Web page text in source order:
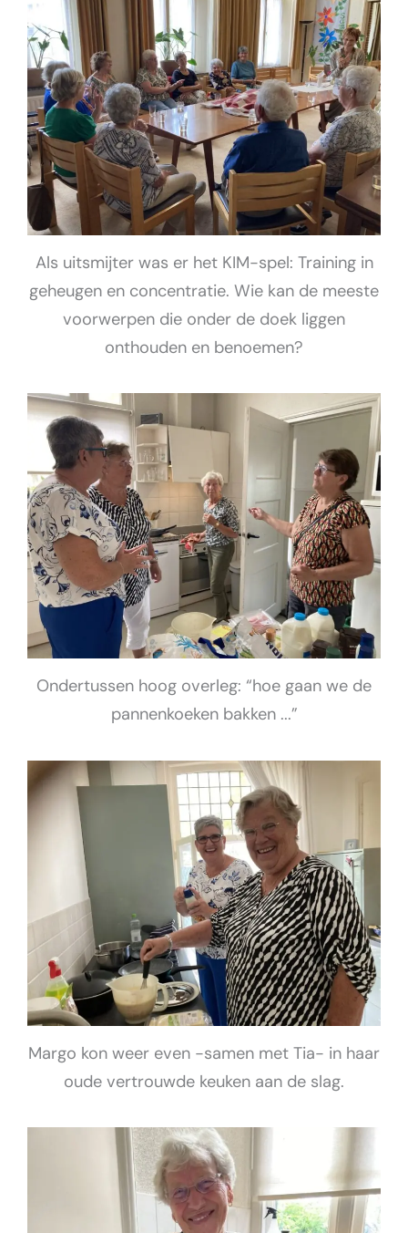
Als uitsmijter was er het KIM-spel: Training in
geheugen en concentratie. Wie kan de meeste
voorwerpen die onder de doek liggen
onthouden en benoemen?
Ondertussen hoog overleg: “hoe gaan we de
pannenkoeken bakken ...”
Margo kon weer even -samen met Tia- in haar
oude vertrouwde keuken aan de slag.